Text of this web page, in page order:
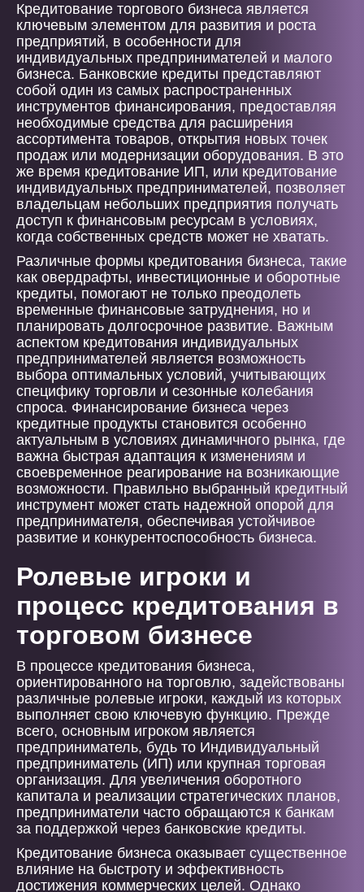
Кредитование торгового бизнеса является
ключевым элементом для развития и роста
предприятий, в особенности для
индивидуальных предпринимателей и малого
бизнеса. Банковские кредиты представляют
собой один из самых распространенных
инструментов финансирования, предоставляя
необходимые средства для расширения
ассортимента товаров, открытия новых точек
продаж или модернизации оборудования. В это
же время кредитование ИП, или кредитование
индивидуальных предпринимателей, позволяет
владельцам небольших предприятия получать
доступ к финансовым ресурсам в условиях,
когда собственных средств может не хватать.
Различные формы кредитования бизнеса, такие
как овердрафты, инвестиционные и оборотные
кредиты, помогают не только преодолеть
временные финансовые затруднения, но и
планировать долгосрочное развитие. Важным
аспектом кредитования индивидуальных
предпринимателей является возможность
выбора оптимальных условий, учитывающих
специфику торговли и сезонные колебания
спроса. Финансирование бизнеса через
кредитные продукты становится особенно
актуальным в условиях динамичного рынка, где
важна быстрая адаптация к изменениям и
своевременное реагирование на возникающие
возможности. Правильно выбранный кредитный
инструмент может стать надежной опорой для
предпринимателя, обеспечивая устойчивое
развитие и конкурентоспособность бизнеса.
Ролевые игроки и
процесс кредитования в
торговом бизнесе
В процессе кредитования бизнеса,
ориентированного на торговлю, задействованы
различные ролевые игроки, каждый из которых
выполняет свою ключевую функцию. Прежде
всего, основным игроком является
предприниматель, будь то Индивидуальный
предприниматель (ИП) или крупная торговая
организация. Для увеличения оборотного
капитала и реализации стратегических планов,
предприниматели часто обращаются к банкам
за поддержкой через банковские кредиты.
Кредитование бизнеса оказывает существенное
влияние на быстроту и эффективность
достижения коммерческих целей. Однако